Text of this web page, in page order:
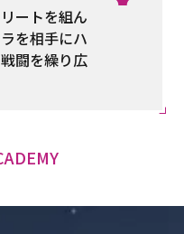
ートを組ん
を相手にハ
闘を繰り広